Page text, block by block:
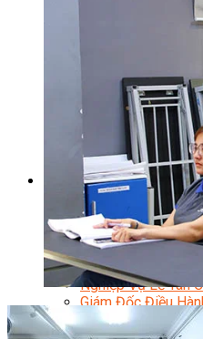
Bánh Mì Nâng Cao
Bánh Kinh Doanh
Handmade Mini
Master Class
Bí Quyết Kinh
Chuyên Đề Bếp
Video Dạy Làm
Quản Trị NHKS
Quản Trị Nhà
Nghiệp Vụ Quản
Quản Lý Nhà Hàng
Quản Lý Khách
Nghiệp Vụ Quản
Nghiệp Vụ Lễ Tân
Giám Đốc Điều
Tiếng Anh Nhà